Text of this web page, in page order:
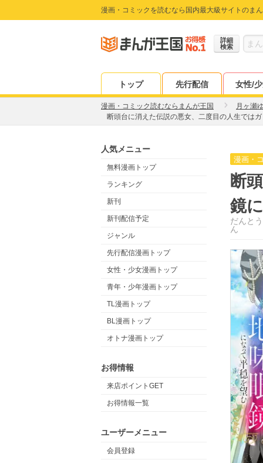
漫画・コミックを読むなら国内最大級サイトのま
詳細
検索
トップ 先行配信 女性/
漫画・コミック読むならまんが王国
月ヶ瀬
断頭台に消えた伝説の悪女、二度目の人生では
人気メニュー
無料漫画トップ
ランキング
新刊
新刊配信予定
ジャンル
先行配信漫画トップ
女性・少女漫画トップ
青年・少年漫画トップ
TL漫画トップ
BL漫画トップ
オトナ漫画トップ
お得情報
来店ポイントGET
お得情報一覧
ユーザーメニュー
会員登録
漫画・
断
鏡
だんと
ん